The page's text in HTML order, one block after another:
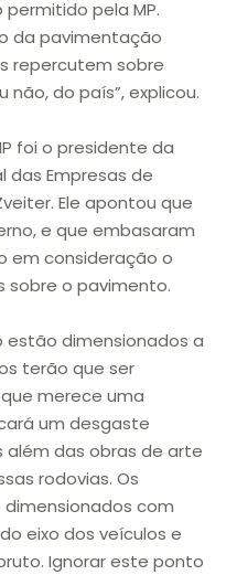
pela MP.
da pavimentação
repercutem sobre
do país”, explicou.
foi o presidente da
das Empresas de
Ele apontou que
e que embasaram
em consideração o
sobre o pavimento.
estão dimensionados a
terão que ser
merece uma
um desgaste
das obras de arte
rodovias. Os
com
eixo dos veículos e
Ignorar este ponto